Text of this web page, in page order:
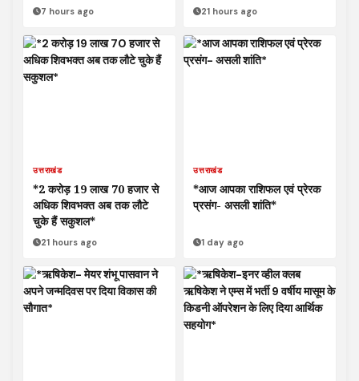
7 hours ago 21 hours ago
उत्तराखंड
*2 करोड़ 19 लाख 70 हजार से
अधिक शिवभक्त अब तक लौटे
चुके हैं सकुशल*
21 hours ago
उत्तराखंड
*आज आपका राशिफल एवं प्रेरक
प्रसंग- असली शांति*
1 day ago